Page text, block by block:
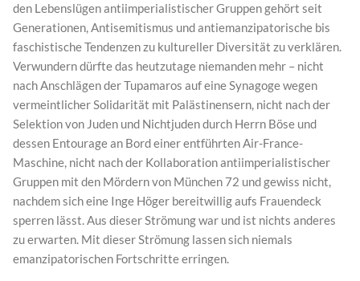
den Lebenslügen antiimperialistischer Gruppen gehört seit
Generationen, Antisemitismus und antiemanzipatorische bis
faschistische Tendenzen zu kultureller Diversität zu verklären.
Verwundern dürfte das heutzutage niemanden mehr – nicht
nach Anschlägen der Tupamaros auf eine Synagoge wegen
vermeintlicher Solidarität mit Palästinensern, nicht nach der
Selektion von Juden und Nichtjuden durch Herrn Böse und
dessen Entourage an Bord einer entführten Air-France-
Maschine, nicht nach der Kollaboration antiimperialistischer
Gruppen mit den Mördern von München 72 und gewiss nicht,
nachdem sich eine Inge Höger bereitwillig aufs Frauendeck
sperren lässt. Aus dieser Strömung war und ist nichts anderes
zu erwarten. Mit dieser Strömung lassen sich niemals
emanzipatorischen Fortschritte erringen.